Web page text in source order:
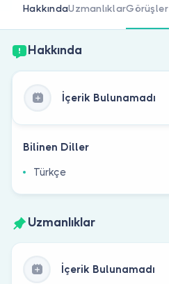
HakkındaUzmanlıklarGörüşler
Hakkında
İçerik Bulunamadı
Bilinen Diller
Türkçe
Uzmanlıklar
İçerik Bulunamadı